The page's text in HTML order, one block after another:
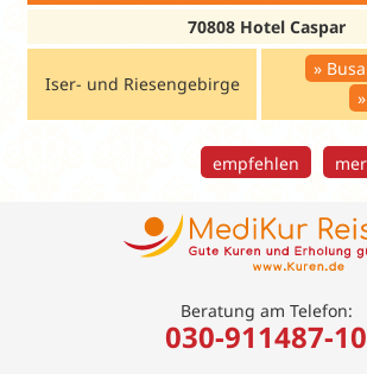
70808 Hotel Caspar
Iser- und Riesengebirge
empfehlen
Beratung am Telefon:
030-911487-10